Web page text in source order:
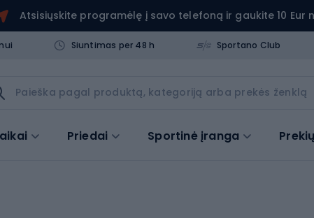
Atsisiųskite programėlę į savo telefoną ir gaukite 10 Eur
Siuntimas per 48 h Sportano Club
Priedai Sportinė įranga